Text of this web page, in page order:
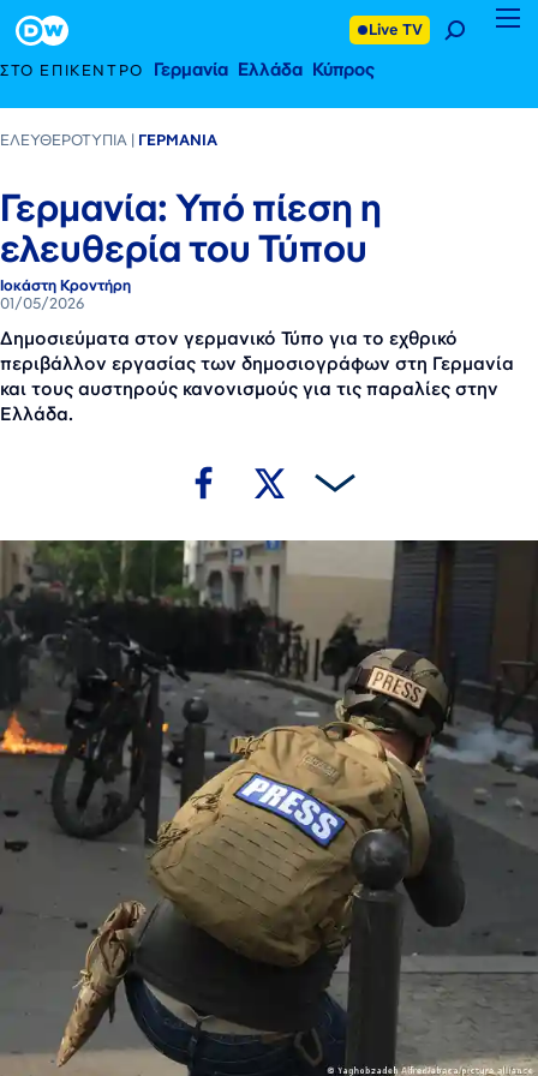
ΣΤΟ ΕΠΊΚΕΝΤΡΟ Γερμανία Ελλάδα Κύπρος
Live TV
ΕΛΕΥΘΕΡΟΤΥΠΊΑ ΓΕΡΜΑΝΊΑ
Γερμανία: Υπό πίεση η
ελευθερία του Τύπου
Ιοκάστη Κροντήρη
01/05/2026
Δημοσιεύματα στον γερμανικό Τύπο για το εχθρικό
περιβάλλον εργασίας των δημοσιογράφων στη Γερμανία
και τους αυστηρούς κανονισμούς για τις παραλίες στην
Ελλάδα.
Footer